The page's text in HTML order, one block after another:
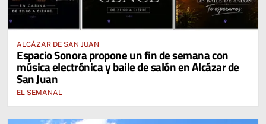
ALCÁZAR DE SAN JUAN
Espacio Sonora propone un fin de semana con
música electrónica y baile de salón en Alcázar de
San Juan
EL SEMANAL